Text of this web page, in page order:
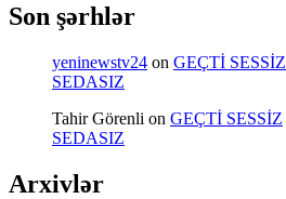
Son şərhlər
yeninewstv24 on GEÇTİ SESSİZ
SEDASIZ
Tahir Görenli on GEÇTİ SESSİZ
SEDASIZ
Arxivlər